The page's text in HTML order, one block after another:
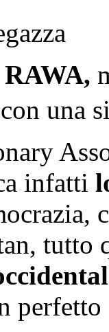
una
infatti
tutto